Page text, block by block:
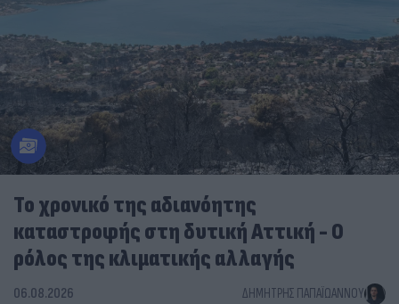
Το χρονικό της αδιανόητης
καταστροφής στη δυτική Αττική - Ο
ρόλος της κλιματικής αλλαγής
06.08.2026 ΔΗΜΉΤΡΗΣ ΠΑΠΑΪΩΆΝΝΟΥ